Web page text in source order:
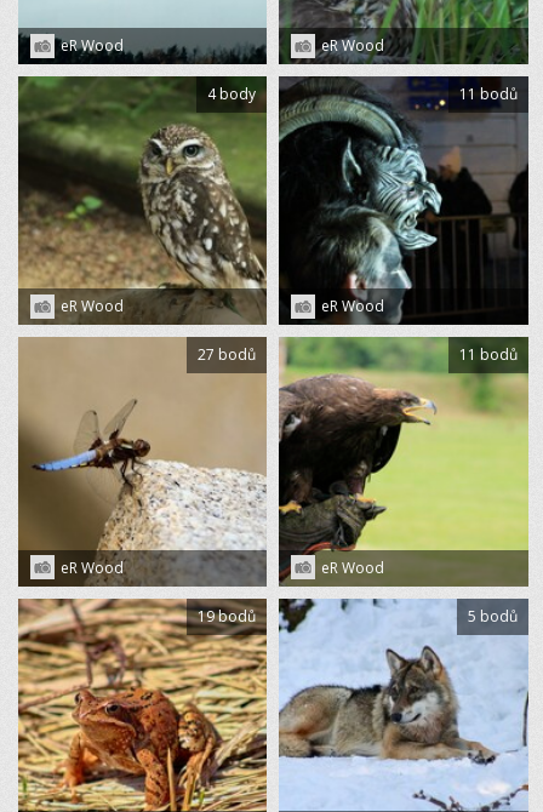
eR Wood eR Wood
eR Wood
4 body
eR Wood
11 bodů
eR Wood
27 bodů
eR Wood
11 bodů
19 bodů 5 bodů